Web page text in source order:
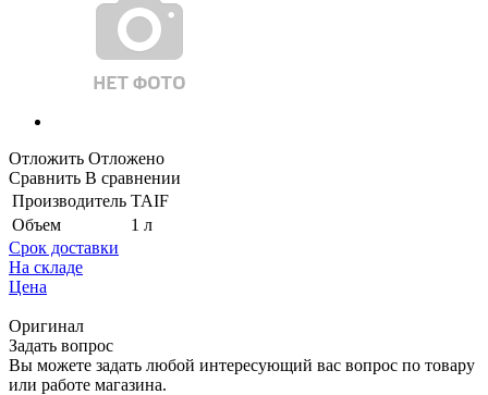
Отложить Отложено
Сравнить В сравнении
Производитель TAIF
Объем
1 л
Срок доставки
На складе
Цена
Оригинал
Задать вопрос
Вы можете задать любой интересующий вас вопрос по товару
или работе магазина.